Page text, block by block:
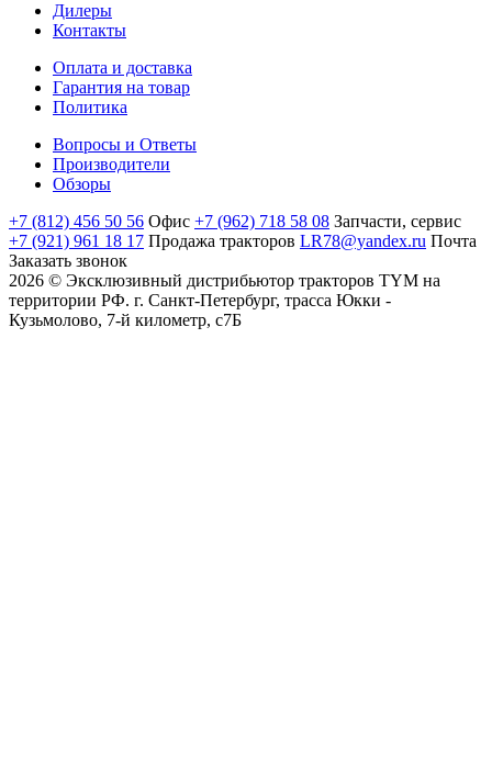
Дилеры
Контакты
Оплата и доставка
Гарантия на товар
Политика
Вопросы и Ответы
Производители
Обзоры
+7 (812) 456 50 56 Офис +7 (962) 718 58 08 Запчасти, сервис
+7 (921) 961 18 17 Продажа тракторов LR78@yandex.ru Почта
Заказать звонок
2026 © Эксклюзивный дистрибьютор тракторов TYM на
территории РФ. г. Санкт-Петербург, трасса Юкки -
Кузьмолово, 7-й километр, с7Б